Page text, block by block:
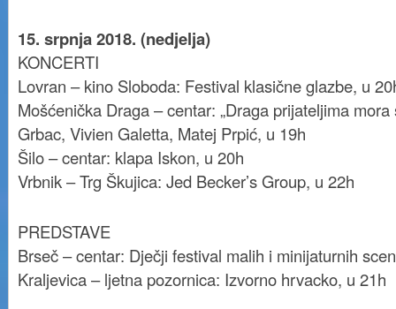
15. srpnja 2018. (nedjelja)
KONCERTI
Lovran – kino Sloboda: Festival klasične glazbe, u
Mošćenička Draga – centar: „Draga prijateljima mora
Grbac, Vivien Galetta, Matej Prpić, u 19h
Šilo – centar: klapa Iskon, u 20h
Vrbnik – Trg Škujica: Jed Becker’s Group, u 22h
PREDSTAVE
Brseč – centar: Dječji festival malih i minijaturnih
Kraljevica – ljetna pozornica: Izvorno hrvacko, u 21h